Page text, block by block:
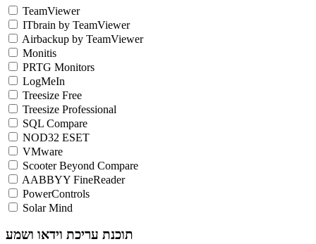
TeamViewer
ITbrain by TeamViewer
Airbackup by TeamViewer
Monitis
PRTG Monitors
LogMeIn
Treesize Free
Treesize Professional
SQL Compare
NOD32 ESET
VMware
Scooter Beyond Compare
AABBYY FineReader
PowerControls
Solar Mind
תוכנת עריכת וידאו ושמע